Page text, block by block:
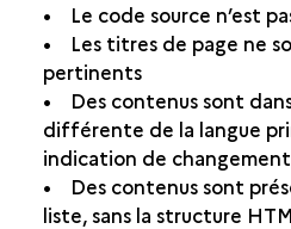
• Le code source n’est
• Les titres de page ne
pertinents
• Des contenus sont
différente de la langue
indication de
• Des contenus sont
liste, sans la structure